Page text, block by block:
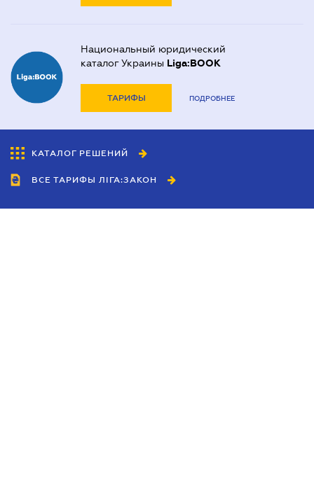
Национальный юридический
каталог Украины Liga:BOOK
ТАРИФЫ ПОДРОБНЕЕ
КАТАЛОГ РЕШЕНИЙ
ВСЕ ТАРИФЫ ЛІГА:ЗАКОН